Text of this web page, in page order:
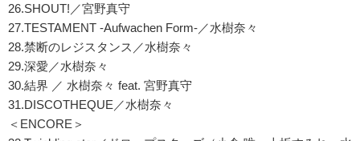
26.SHOUT!／宮野真守
27.TESTAMENT -Aufwachen Form-／水樹奈々
28.禁断のレジスタンス／水樹奈々
29.深愛／水樹奈々
30.結界 ／ 水樹奈々 feat. 宮野真守
31.DISCOTHEQUE／水樹奈々
＜ENCORE＞